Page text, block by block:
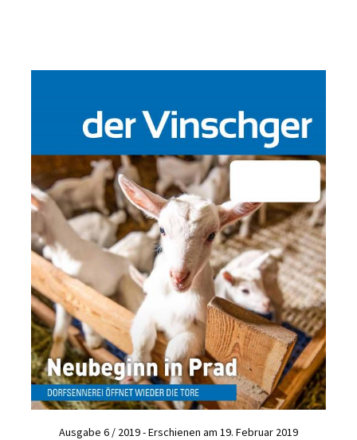
Ausgabe 6 / 2019 - Erschienen am 19. Februar 2019